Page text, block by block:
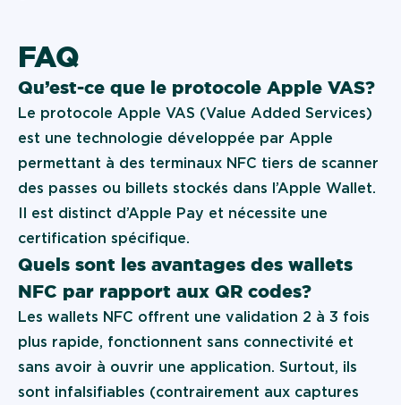
FAQ
Qu’est-ce que le protocole Apple VAS ?
Le protocole Apple VAS (Value Added Services)
est une technologie développée par Apple
permettant à des terminaux NFC tiers de scanner
des passes ou billets stockés dans l’Apple Wallet.
Il est distinct d’Apple Pay et nécessite une
certification spécifique.
Quels sont les avantages des wallets
NFC par rapport aux QR codes ?
Les wallets NFC offrent une validation 2 à 3 fois
plus rapide, fonctionnent sans connectivité et
sans avoir à ouvrir une application. Surtout, ils
sont infalsifiables (contrairement aux captures